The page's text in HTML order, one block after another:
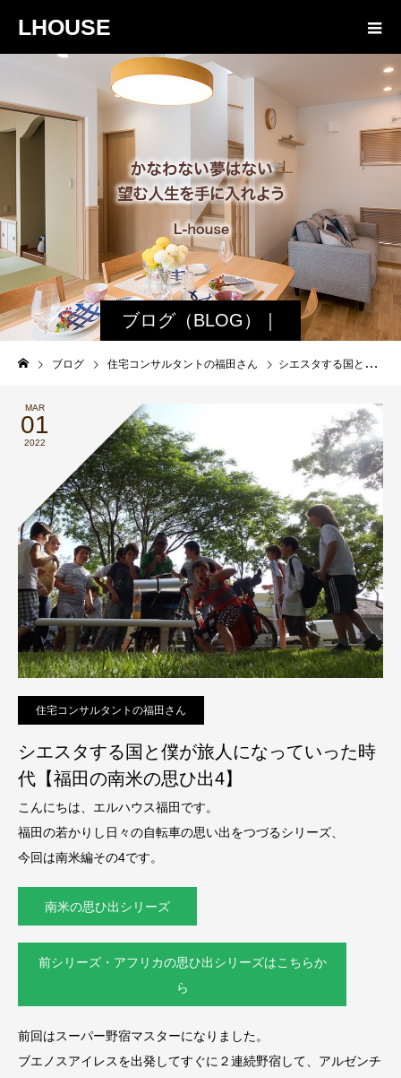
LHOUSE
ブログ（BLOG）｜
諏訪・松本の工務店
ブログ 住宅コンサルタントの福田さん シエスタする国と僕が旅人になっていった時代【福田の南米の思ひ出4】
MAR
01
2022
住宅コンサルタントの福田さん
シエスタする国と僕が旅人になっていった時
代【福田の南米の思ひ出4】
こんにちは、エルハウス福田です。
福田の若かりし日々の自転車の思い出をつづるシリーズ、
今回は南米編その4です。
南米の思ひ出シリーズ
前シリーズ・アフリカの思ひ出シリーズはこちらか
ら
前回はスーパー野宿マスターになりました。
ブエノスアイレスを出発してすぐに２連続野宿して、アルゼンチ